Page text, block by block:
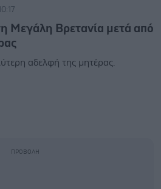
Μεγάλη Βρετανία μετά από
αδελφή της μητέρας.